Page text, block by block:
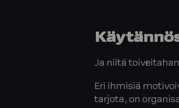
Ja niitä
Eri ihmisiä
tarjota, on